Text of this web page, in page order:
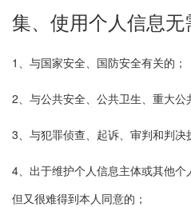
集、使用个人信息无
1、与国家安全、国防安全有关的；
2、与公共安全、公共卫生、重大公
3、与犯罪侦查、起诉、审判和判决
4、出于维护个人信息主体或其他
但又很难得到本人同意的；